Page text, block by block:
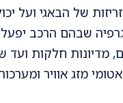
של הבאגי ועל
שבהם הרכב יפעל.
חלקות ועד
מזג אוויר